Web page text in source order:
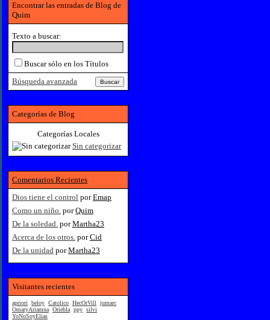
Encontrar las entradas de Blog de
Quim
Texto a buscar:
Buscar sólo en los Títulos
Búsqueda avanzada
Categorías de Blog
Categorías Locales
Sin categorizar
Comentarios Recientes
Dios tiene el control porEmap
Como un niño. porQuim
De la soledad. porMartha23
Acerca de los otros. porCid
De la unidad porMartha23
Visitantes recientes
apriori beloy Catolico HecOrVill
jumarc
OmaryAriamna Oriebla ppy silvi
YoNoSoyElias